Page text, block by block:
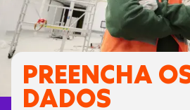
PREENCHA
DADOS